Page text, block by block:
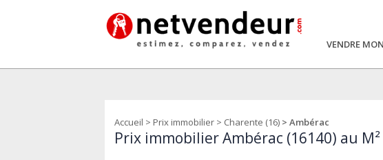
VENDRE
Accueil > Prix immobilier > Charente (16) > Ambérac
Prix immobilier Ambérac (16140) au